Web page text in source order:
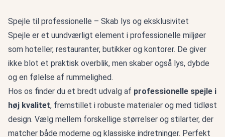
Spejle til professionelle – Skab lys og eksklusivitet
Spejle er et uundværligt element i professionelle miljøer
som hoteller, restauranter, butikker og kontorer. De giver
ikke blot et praktisk overblik, men skaber også lys, dybde
og en følelse af rummelighed.
Hos os finder du et bredt udvalg af professionelle spejle i
høj kvalitet, fremstillet i robuste materialer og med tidløst
design. Vælg mellem forskellige størrelser og stilarter, der
matcher både moderne og klassiske indretninger. Perfekt